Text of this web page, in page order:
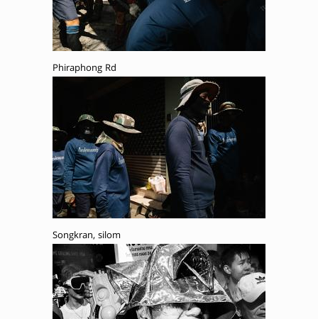
Phiraphong Rd
Songkran, silom